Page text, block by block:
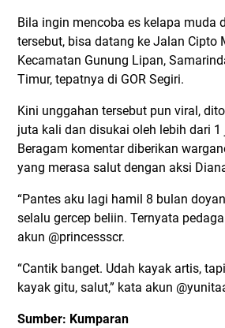
Bila ingin mencoba es kelapa muda
tersebut, bisa datang ke Jalan Cipto
Kecamatan Gunung Lipan,
Timur, tepatnya di GOR Segiri.
Kini unggahan tersebut pun viral,
juta kali dan disukai oleh lebih dari 1
Beragam komentar diberikan
yang merasa salut dengan aksi
“Pantes aku lagi hamil 8 bulan
selalu gercep beliin. Ternyata
akun @princessscr.
“Cantik banget. Udah kayak artis,
kayak gitu, salut,” kata akun
Sumber: Kumparan